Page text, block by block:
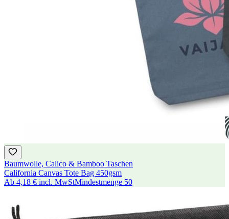
Baumwolle, Calico & Bamboo Taschen
California Canvas Tote Bag 450gsm
Ab 4,18 € incl. MwStMindestmenge 50